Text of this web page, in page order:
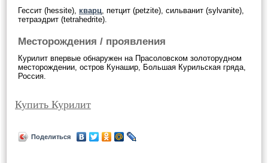
Гессит (hessite), кварц , петцит (petzite), сильванит (sylvanite),
тетраэдрит (tetrahedrite).
Месторождения / проявления
Курилит впервые обнаружен на Прасоловском золоторудном
месторождении, остров Кунашир, Большая Курильская гряда,
Россия.
Купить Курилит
Поделиться